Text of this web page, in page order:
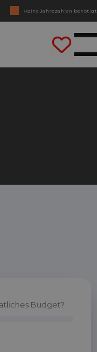
Keine Jahrezahlen benötigt
Lass uns gleich losfahren
Budget?